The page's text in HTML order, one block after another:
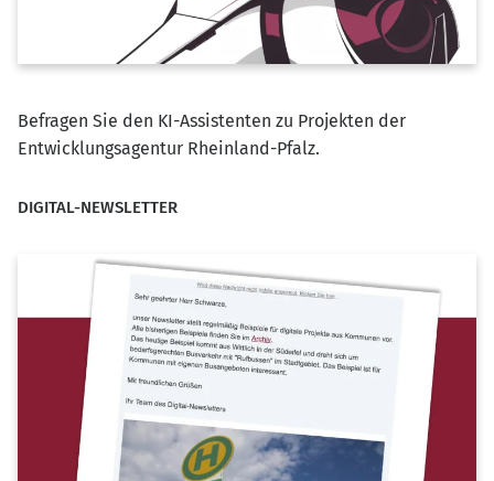
Befragen Sie den KI-Assistenten zu Projekten der
Entwicklungsagentur Rheinland-Pfalz.
DIGITAL-NEWSLETTER